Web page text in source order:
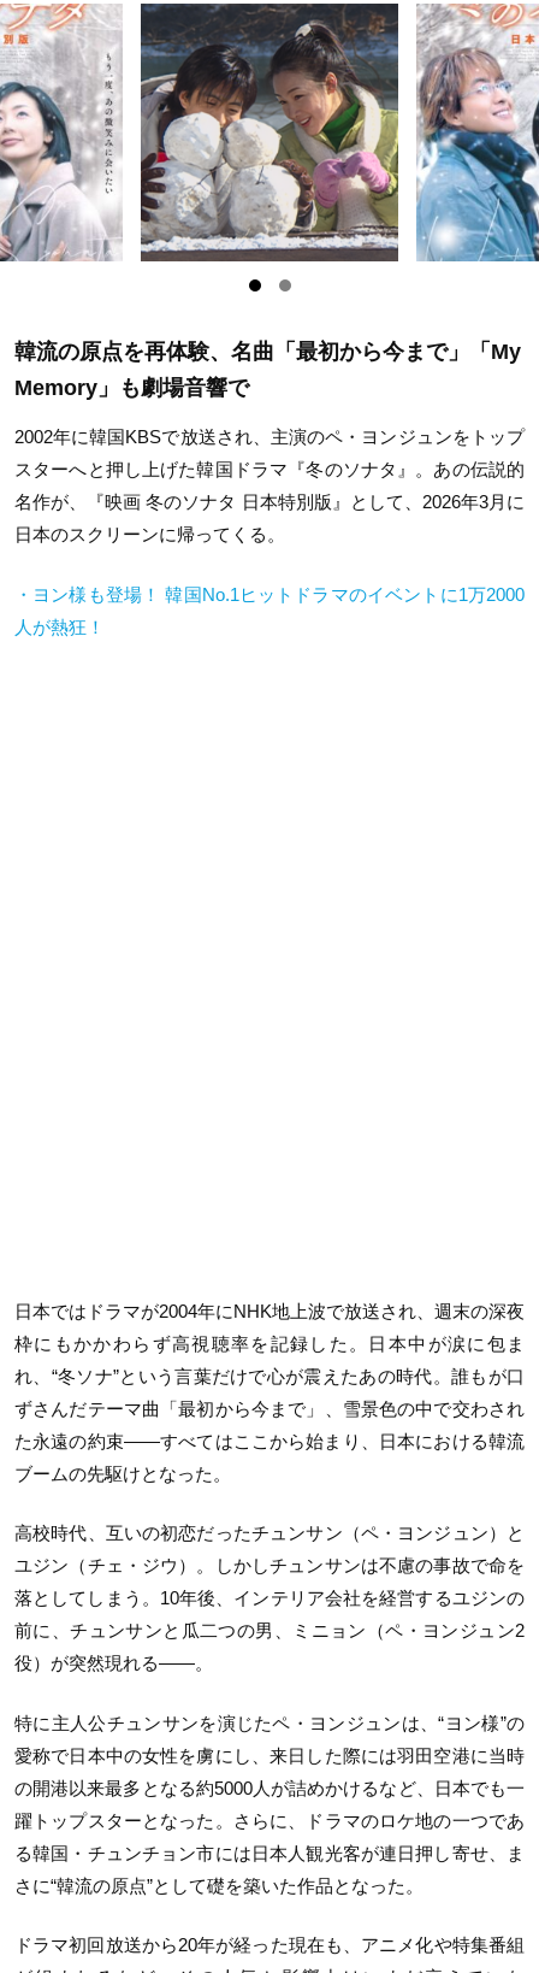
韓流の原点を再体験、名曲「最初から今まで」「My
Memory」も劇場音響で
2002年に韓国KBSで放送され、主演のペ・ヨンジュンをトップ
スターへと押し上げた韓国ドラマ『冬のソナタ』。あの伝説的
名作が、『映画 冬のソナタ 日本特別版』として、2026年3月に
日本のスクリーンに帰ってくる。
・ヨン様も登場！ 韓国No.1ヒットドラマのイベントに1万2000
人が熱狂！
日本ではドラマが2004年にNHK地上波で放送され、週末の深夜
枠にもかかわらず高視聴率を記録した。日本中が涙に包ま
れ、“冬ソナ”という言葉だけで心が震えたあの時代。誰もが口
ずさんだテーマ曲「最初から今まで」、雪景色の中で交わされ
た永遠の約束——すべてはここから始まり、日本における韓流
ブームの先駆けとなった。
高校時代、互いの初恋だったチュンサン（ペ・ヨンジュン）と
ユジン（チェ・ジウ）。しかしチュンサンは不慮の事故で命を
落としてしまう。10年後、インテリア会社を経営するユジンの
前に、チュンサンと瓜二つの男、ミニョン（ペ・ヨンジュン2
役）が突然現れる——。
特に主人公チュンサンを演じたペ・ヨンジュンは、“ヨン様”の
愛称で日本中の女性を虜にし、来日した際には羽田空港に当時
の開港以来最多となる約5000人が詰めかけるなど、日本でも一
躍トップスターとなった。さらに、ドラマのロケ地の一つであ
る韓国・チュンチョン市には日本人観光客が連日押し寄せ、ま
さに“韓流の原点”として礎を築いた作品となった。
ドラマ初回放送から20年が経った現在も、アニメ化や特集番組